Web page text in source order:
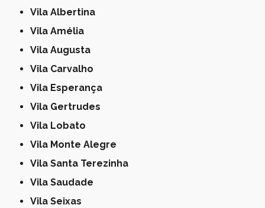
Vila Albertina
Vila Amélia
Vila Augusta
Vila Carvalho
Vila Esperança
Vila Gertrudes
Vila Lobato
Vila Monte Alegre
Vila Santa Terezinha
Vila Saudade
Vila Seixas